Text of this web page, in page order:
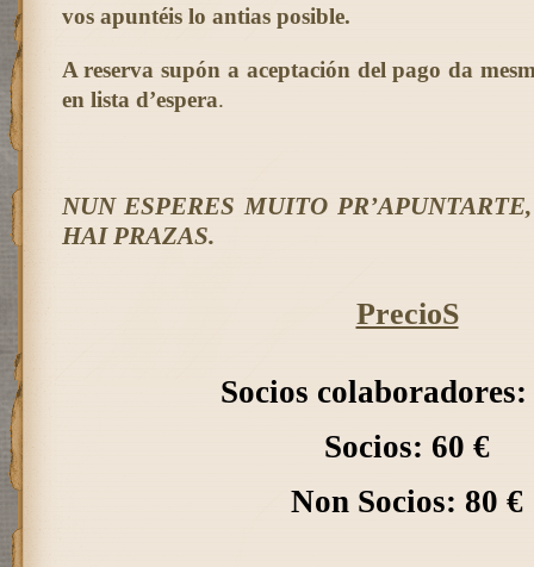
vos apuntéis lo antias posible.
A reserva supón a aceptación del pago da
en lista d’espera.
NUN ESPERES MUITO
HAI PRAZAS.
PrecioS
Socios colaboradores:
Socios: 60 €
Non Socios: 80 €